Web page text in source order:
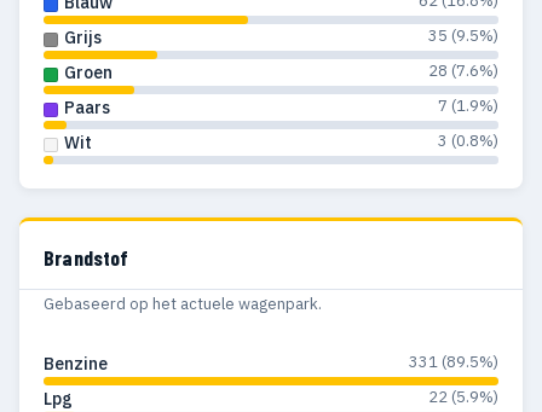
Grijs 35 (9.5%)
Groen 28 (7.6%)
Paars 7 (1.9%)
Wit 3 (0.8%)
Brandstof
Gebaseerd op het actuele wagenpark.
Benzine 331 (89.5%)
Lpg 22 (5.9%)